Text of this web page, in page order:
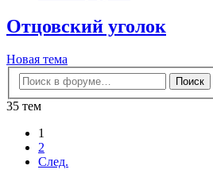
Отцовский уголок
Новая тема
Поиск
35 тем
1
2
След.